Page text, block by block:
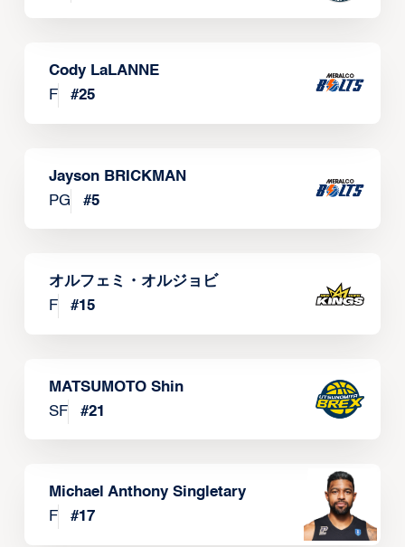
Cody LaLANNE
F
#25
Jayson BRICKMAN
PG
#5
オルフェミ・オルジョビ
F
#15
MATSUMOTO Shin
SF
#21
Michael Anthony Singletary
F
#17